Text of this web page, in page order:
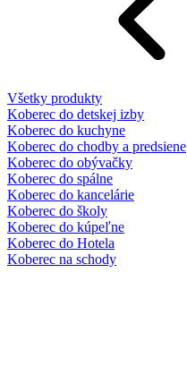
Všetky produkty
Koberec do detskej izby
Koberec do kuchyne
Koberec do chodby a predsiene
Koberec do obývačky
Koberec do spálne
Koberec do kancelárie
Koberec do školy
Koberec do kúpeľne
Koberec do Hotela
Koberec na schody